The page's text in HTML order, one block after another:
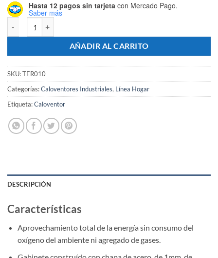
Hasta 12 pagos sin tarjeta con Mercado Pago.
Saber más
AÑADIR AL CARRITO
SKU:TER010
Categorías:Caloventores Industriales, Línea Hogar
Etiqueta:Caloventor
DESCRIPCIÓN
Características
Aprovechamiento total de la energía sin consumo del
oxígeno del ambiente ni agregado de gases.